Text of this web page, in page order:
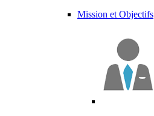
Mission et Objectifs